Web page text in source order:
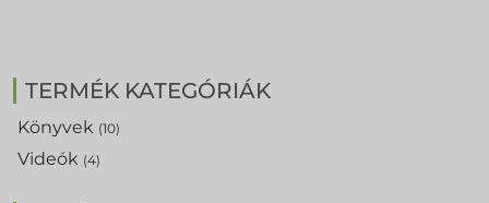
TERMÉK KATEGÓRIÁK
Könyvek (10)
Videók (4)